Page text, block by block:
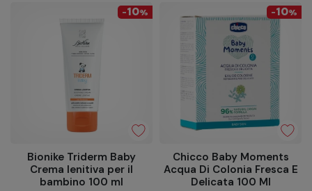
-10%
Bionike Triderm Baby
Crema lenitiva per il
bambino 100 ml
-10%
Chicco Baby Moments
Acqua Di Colonia Fresca E
Delicata 100 Ml